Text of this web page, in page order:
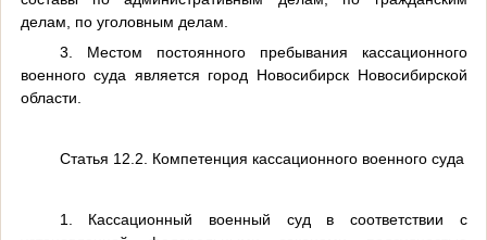
делам, по уголовным делам.
3. Местом постоянного пребывания кассационного
военного суда является город Новосибирск Новосибирской
области.
Статья 12.2. Компетенция кассационного военного суда
1. Кассационный военный суд в соответствии с